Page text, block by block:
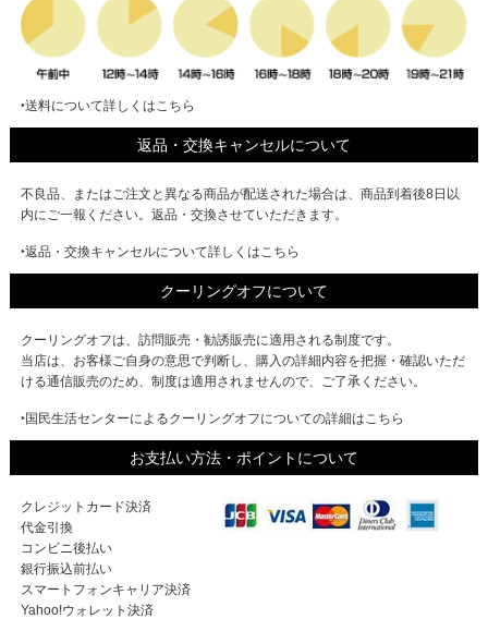
‣送料について詳しくはこちら
返品・交換キャンセルについて
不良品、またはご注文と異なる商品が配送された場合は、商品到着後8日以
内にご一報ください。返品・交換させていただきます。
‣返品・交換キャンセルについて詳しくはこちら
クーリングオフについて
クーリングオフは、訪問販売・勧誘販売に適用される制度です。
当店は、お客様ご自身の意思で判断し、購入の詳細内容を把握・確認いただ
ける通信販売のため、制度は適用されませんので、ご了承ください。
‣国民生活センターによるクーリングオフについての詳細はこちら
お支払い方法・ポイントについて
クレジットカード決済
代金引換
コンビニ後払い
銀行振込前払い
スマートフォンキャリア決済
Yahoo!ウォレット決済